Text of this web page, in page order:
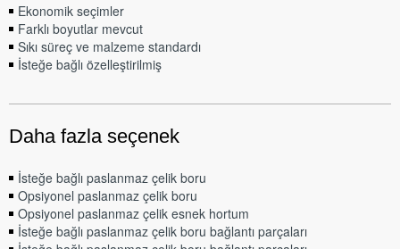
Ekonomik seçimler
Farklı boyutlar mevcut
Sıkı süreç ve malzeme standardı
İsteğe bağlı özelleştirilmiş
Daha fazla seçenek
İsteğe bağlı paslanmaz çelik boru
Opsiyonel paslanmaz çelik boru
Opsiyonel paslanmaz çelik esnek hortum
İsteğe bağlı paslanmaz çelik boru bağlantı parçaları